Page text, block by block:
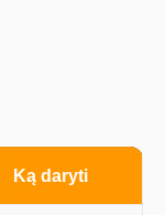
Ką daryti